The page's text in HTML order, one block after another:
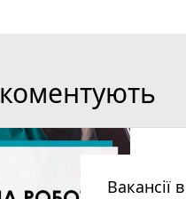
коментують
Вакансії в